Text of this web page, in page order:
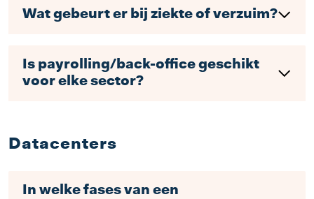
Wat gebeurt er bij ziekte of verzuim?
Is payrolling/back-office geschikt
voor elke sector?
Datacenters
In welke fases van een